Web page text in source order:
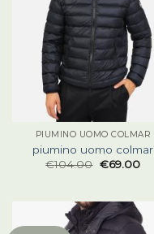
PIUMINO UOMO COLMAR
piumino uomo colmar
€104.00 €69.00